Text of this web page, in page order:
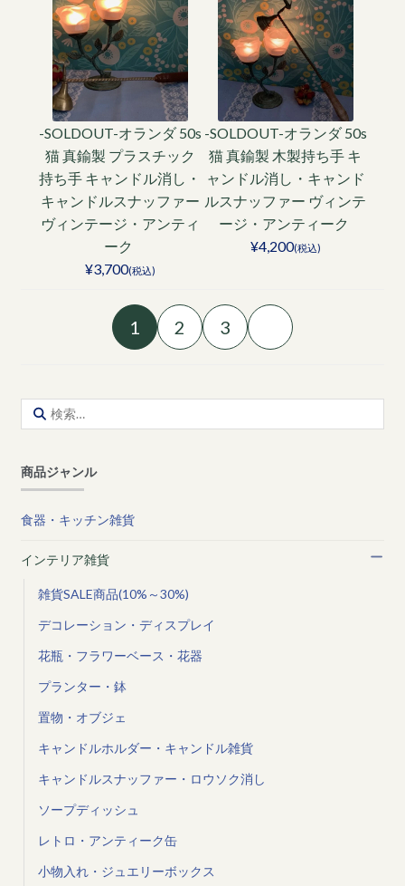
-SOLDOUT-オランダ 50s
猫 真鍮製 プラスチック
持ち手 キャンドル消し・
キャンドルスナッファー
ヴィンテージ・アンティ
ーク
¥3,700(税込)
-SOLDOUT-オランダ 50s
猫 真鍮製 木製持ち手 キ
ャンドル消し・キャンド
ルスナッファー ヴィンテ
ージ・アンティーク
¥4,200(税込)
1 2 3
索:
商品ジャンル
食器・キッチン雑貨
インテリア雑貨
雑貨SALE商品(10%～30%)
デコレーション・ディスプレイ
花瓶・フラワーベース・花器
プランター・鉢
置物・オブジェ
キャンドルホルダー・キャンドル雑貨
キャンドルスナッファー・ロウソク消し
ソープディッシュ
レトロ・アンティーク缶
小物入れ・ジュエリーボックス